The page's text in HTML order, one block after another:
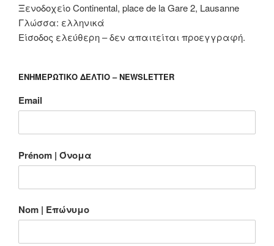
Ξενοδοχείο Continental, place de la Gare 2, Lausanne
Γλώσσα: ελληνικά
Είσοδος ελεύθερη – δεν απαιτείται προεγγραφή.
ΕΝΗΜΕΡΩΤΙΚΟ ΔΕΛΤΙΟ – NEWSLETTER
Email
Prénom | Όνομα
Nom | Επώνυμο